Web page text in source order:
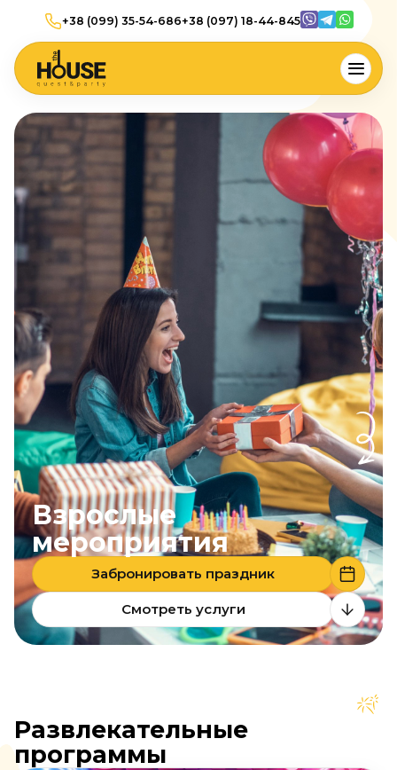
+38 (099) 35-54-686+38 (097) 18-44-845
Забронировать праздник
Смотреть услуги
Взрослые
мероприятия
Развлекательные
программы